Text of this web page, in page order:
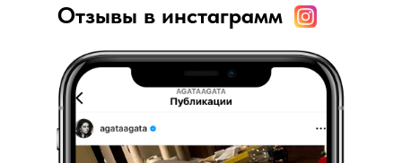
Отзывы в инстаграмм